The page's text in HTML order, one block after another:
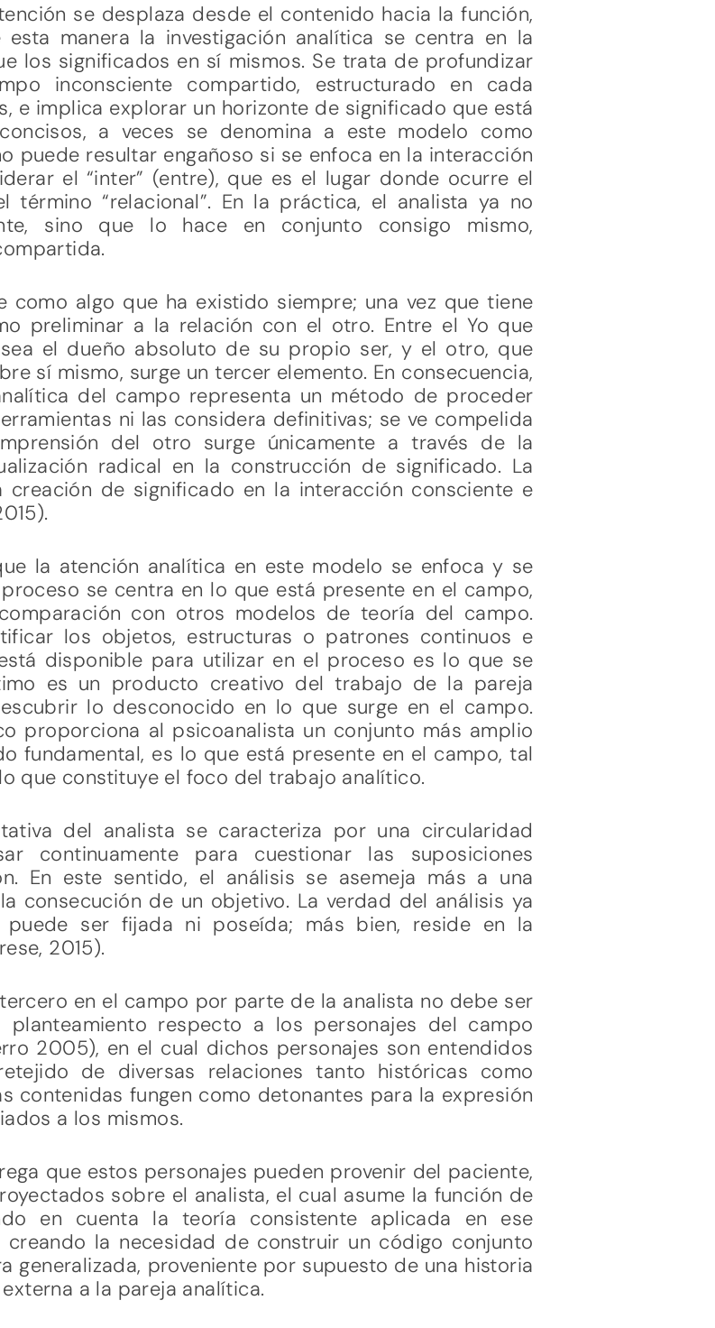
se desplaza desde el contenido hacia la función,
manera la investigación analítica se centra en la
los significados en sí mismos. Se trata de profundizar
inconsciente compartido, estructurado en cada
e implica explorar un horizonte de significado que está
a veces se denomina a este modelo como
puede resultar engañoso si se enfoca en la interacción
el “inter” (entre), que es el lugar donde ocurre el
término “relacional”. En la práctica, el analista ya no
sino que lo hace en conjunto consigo mismo,
algo que ha existido siempre; una vez que tiene
preliminar a la relación con el otro. Entre el Yo que
el dueño absoluto de su propio ser, y el otro, que
sí mismo, surge un tercer elemento. En consecuencia,
del campo representa un método de proceder
ni las considera definitivas; se ve compelida
del otro surge únicamente a través de la
radical en la construcción de significado. La
de significado en la interacción consciente e
la atención analítica en este modelo se enfoca y se
se centra en lo que está presente en el campo,
con otros modelos de teoría del campo.
los objetos, estructuras o patrones continuos e
disponible para utilizar en el proceso es lo que se
es un producto creativo del trabajo de la pareja
lo desconocido en lo que surge en el campo.
proporciona al psicoanalista un conjunto más amplio
fundamental, es lo que está presente en el campo, tal
que constituye el foco del trabajo analítico.
del analista se caracteriza por una circularidad
continuamente para cuestionar las suposiciones
En este sentido, el análisis se asemeja más a una
consecución de un objetivo. La verdad del análisis ya
ser fijada ni poseída; más bien, reside en la
2015).
en el campo por parte de la analista no debe ser
respecto a los personajes del campo
2005), en el cual dichos personajes son entendidos
de diversas relaciones tanto históricas como
contenidas fungen como detonantes para la expresión
a los mismos.
que estos personajes pueden provenir del paciente,
sobre el analista, el cual asume la función de
en cuenta la teoría consistente aplicada en ese
creando la necesidad de construir un código conjunto
generalizada, proveniente por supuesto de una historia
a la pareja analítica.